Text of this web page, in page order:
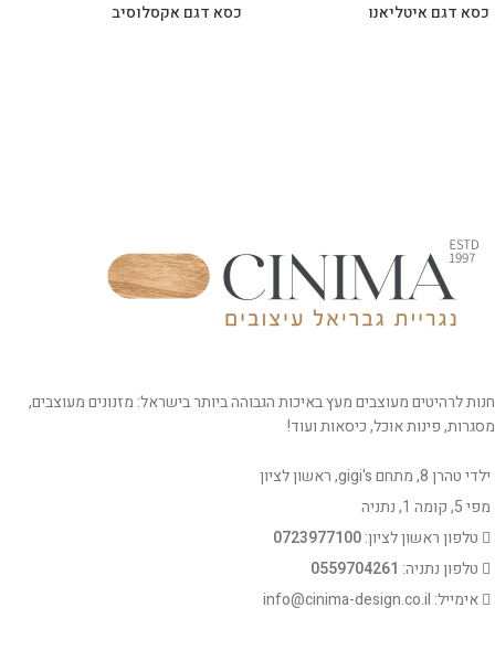
כסא דגם איטליאנו כסא דגם אקסלוסיב
חנות לרהיטים מעוצבים מעץ באיכות הגבוהה ביותר בישראל: מזנונים מעוצבים,
מסגרות, פינות אוכל, כיסאות ועוד!
ילדי טהרן 8, מתחם gigi's, ראשון לציון
מפי 5, קומה 1, נתניה
טלפון ראשון לציון:0723977100
טלפון נתניה: 0559704261
אימייל: info@cinima-design.co.il